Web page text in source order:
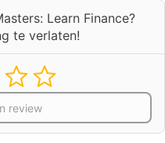
Learn Finance?
te verlaten!
review